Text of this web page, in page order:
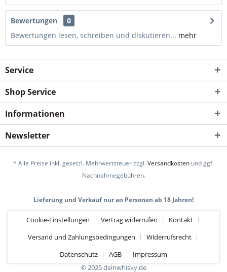
Bewertungen
0
Bewertungen lesen, schreiben und diskutieren... mehr
Service
Shop Service
Informationen
Newsletter
* Alle Preise inkl. gesetzl. Mehrwertsteuer zzgl.Versandkosten und ggf.
Nachnahmegebühren.
Lieferung und Verkauf nur an Personen ab 18 Jahren!
Cookie-Einstellungen Vertrag widerrufen
Kontakt
Versand und Zahlungsbedingungen
Widerrufsrecht
Datenschutz
AGB
Impressum
© 2025 deinwhisky.de